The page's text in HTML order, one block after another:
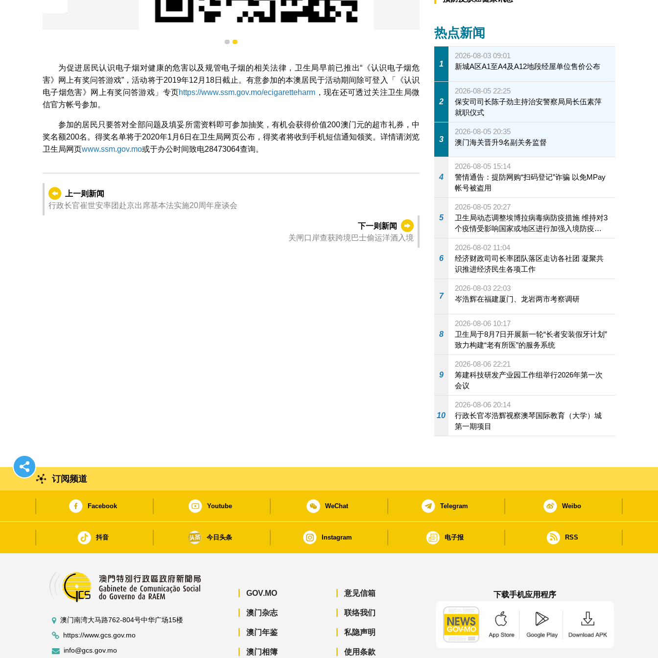
（2）卫生局官方微讯二维码（QR code）
1 2
为促进居民认识电子烟对健康的危害以及规管电子烟的相关法律，卫生局早前已推出“《认识电子烟危
害》网上有奖问答游戏”，活动将于2019年12月18日截止。有意参加的本澳居民于活动期间除可登入「《认识
电子烟危害》网上有奖问答游戏」专页https://www.ssm.gov.mo/ecigaretteharm ，现在还可透过关注卫生局微
信官方帐号参加。
参加的居民只要答对全部问题及填妥所需资料即可参加抽奖，有机会获得价值200澳门元的超市礼券，中
奖名额200名。得奖名单将于2020年1月6日在卫生局网页公布，得奖者将收到手机短信通知领奖。详情请浏览
卫生局网页www.ssm.gov.mo或于办公时间致电28473064查询。
上一则新闻
行政长官崔世安率团赴京出席基本法实施20周年座谈会
下一则新闻
关闸口岸查获跨境巴士偷运洋酒入境
热点新闻
1
2026-08-03 09:01
新城A区A1至A4及A12地段经屋单位售价公布
2
2026-08-05 22:25
保安司司长陈子劲主持治安警察局局长伍素萍
就职仪式
3
2026-08-05 20:35
澳门海关晋升9名副关务监督
4
2026-08-05 15:14
警情通告：提防网购“扫码登记”诈骗 以免MPay
帐号被盗用
5
2026-08-05 20:27
卫生局动态调整埃博拉病毒病防疫措施 维持对3
个疫情受影响国家或地区进行加强入境防疫措
施
6
2026-08-02 11:04
经济财政司司长率团队落区走访各社团 凝聚共
识推进经济民生各项工作
7
2026-08-03 22:03
岑浩辉在福建厦门、龙岩两市考察调研
8
2026-08-06 10:17
卫生局于8月7日开展新一轮“长者安装假牙计划”
致力构建“老有所医”的服务系统
9
2026-08-06 22:21
筹建科技研发产业园工作组举行2026年第一次
会议
10
2026-08-06 20:14
行政长官岑浩辉视察澳琴国际教育（大学）城
第一期项目
订阅频道
Facebook Youtube WeChat Telegram Weibo
抖音 今日头条 Instagram 电子报 RSS
澳门南湾大马路762-804号中华广场15楼
https://www.gcs.gov.mo
info@gcs.gov.mo
GOV.MO
澳门杂志
澳门年鉴
澳门相簿
意见信箱
联络我们
私隐声明
使用条款
下载手机应用程序